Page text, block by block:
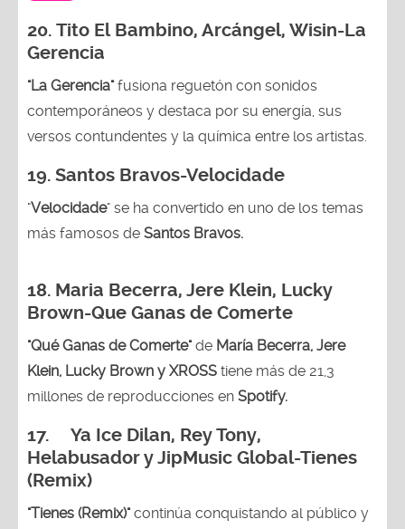
20. Tito El Bambino, Arcángel, Wisin-La
Gerencia
"La Gerencia"fusiona reguetón con sonidos
contemporáneos y destaca por su energía, sus
versos contundentes y la química entre los artistas.
19. Santos Bravos-Velocidade
"Velocidade" se ha convertido en uno de los temas
más famosos de Santos Bravos.
18. Maria Becerra, Jere Klein, Lucky
Brown-Que Ganas de Comerte
"Qué Ganas de Comerte"de María Becerra, Jere
Klein, Lucky Brown y XROSS tiene más de 21,3
millones de reproducciones en Spotify.
17. Ya Ice Dilan, Rey Tony,
Helabusador y JipMusic Global-Tienes
(Remix)
"Tienes (Remix)"continúa conquistando al público y